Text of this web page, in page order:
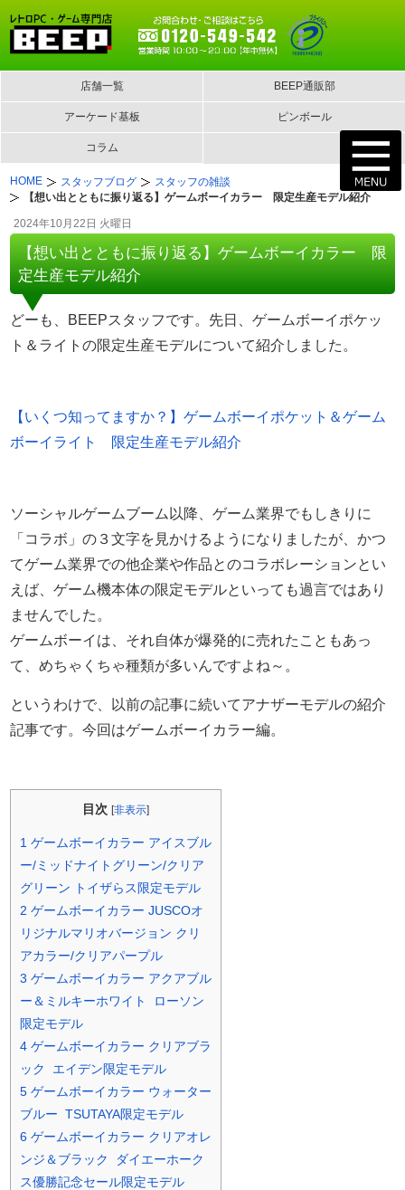
店舗一覧 BEEP通販部
アーケード基板 ピンボール
コラム
HOME スタッフブログ
スタッフの雑談
【想い出とともに振り返る】ゲームボーイカラー 限定生産モデル紹介
2024年10月22日 火曜日
【想い出とともに振り返る】ゲームボーイカラー 限
定生産モデル紹介
どーも、BEEPスタッフです。先日、ゲームボーイポケッ
ト＆ライトの限定生産モデルについて紹介しました。
【いくつ知ってますか？】ゲームボーイポケット＆ゲーム
ボーイライト 限定生産モデル紹介
ソーシャルゲームブーム以降、ゲーム業界でもしきりに
「コラボ」の３文字を見かけるようになりましたが、かつ
てゲーム業界での他企業や作品とのコラボレーションとい
えば、ゲーム機本体の限定モデルといっても過言ではあり
ませんでした。
ゲームボーイは、それ自体が爆発的に売れたこともあっ
て、めちゃくちゃ種類が多いんですよね～。
というわけで、以前の記事に続いてアナザーモデルの紹介
記事です。今回はゲームボーイカラー編。
目次 [非表示]
1 ゲームボーイカラー アイスブル
ー/ミッドナイトグリーン/クリア
グリーン トイザらス限定モデル
2 ゲームボーイカラー JUSCOオ
リジナルマリオバージョン クリ
アカラー/クリアパープル
3 ゲームボーイカラー アクアブル
ー＆ミルキーホワイト ローソン
限定モデル
4 ゲームボーイカラー クリアブラ
ック エイデン限定モデル
5 ゲームボーイカラー ウォーター
ブルー TSUTAYA限定モデル
6 ゲームボーイカラー クリアオレ
ンジ＆ブラック ダイエーホーク
ス優勝記念セール限定モデル